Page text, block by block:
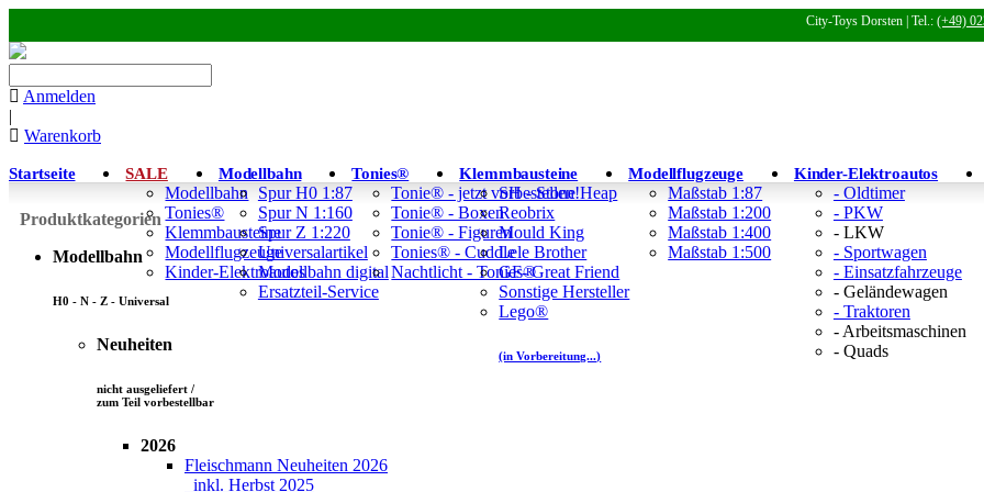
City-Toys Dorsten | Tel.: (+49)
Anmelden
|
Warenkorb
Startseite SALE
Modellbahn
Tonies®
Klemmbausteine
Modellflugzeuge
Kinder-Elektroautos
Modellbahn
Spur H0 1:87
Spur N 1:160
Spur Z 1:220
Universalartikel
Modellbahn digital
Ersatzteil-Service
Tonies®
Tonie® - jetzt vorbestellen!
Tonie® - Boxen
Tonie® - Figuren
Tonies® - Cuddle
Nachtlicht - Tonies®
Klemmbausteine
SH - Stone Heap
Reobrix
Mould King
Lele Brother
GF- Great Friend
Sonstige Hersteller
Lego®
(in Vorbereitung...)
Modellflugzeuge
Maßstab 1:87
Maßstab 1:200
Maßstab 1:400
Maßstab 1:500
Kinder-Elektroautos
- Oldtimer
- PKW
- LKW
- Sportwagen
- Einsatzfahrzeuge
- Geländewagen
- Traktoren
- Arbeitsmaschinen
- Quads
Produktkategorien
Modellbahn
H0 - N - Z - Universal
Neuheiten
nicht ausgeliefert /
zum Teil vorbestellbar
2026
Fleischmann Neuheiten 2026
inkl. Herbst 2025